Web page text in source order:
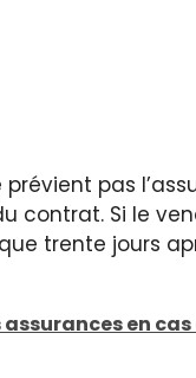
pas
contrat. Si le
trente jours
en